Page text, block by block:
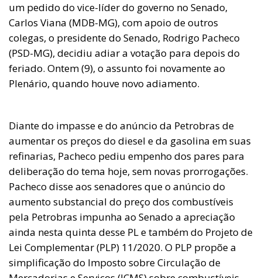
um pedido do vice-líder do governo no Senado,
Carlos Viana (MDB-MG), com apoio de outros
colegas, o presidente do Senado, Rodrigo Pacheco
(PSD-MG), decidiu adiar a votação para depois do
feriado. Ontem (9), o assunto foi novamente ao
Plenário, quando houve novo adiamento.
Diante do impasse e do anúncio da Petrobras de
aumentar os preços do diesel e da gasolina em suas
refinarias, Pacheco pediu empenho dos pares para
deliberação do tema hoje, sem novas prorrogações.
Pacheco disse aos senadores que o anúncio do
aumento substancial do preço dos combustíveis
pela Petrobras impunha ao Senado a apreciação
ainda nesta quinta desse PL e também do Projeto de
Lei Complementar (PLP) 11/2020. O PLP propõe a
simplificação do Imposto sobre Circulação de